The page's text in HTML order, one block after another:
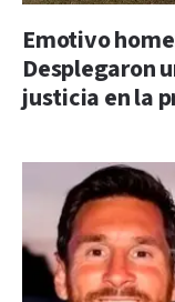
Emotivo
Desplegaron
justicia en la